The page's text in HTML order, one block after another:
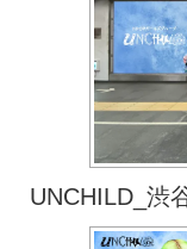
UNCHILD_渋